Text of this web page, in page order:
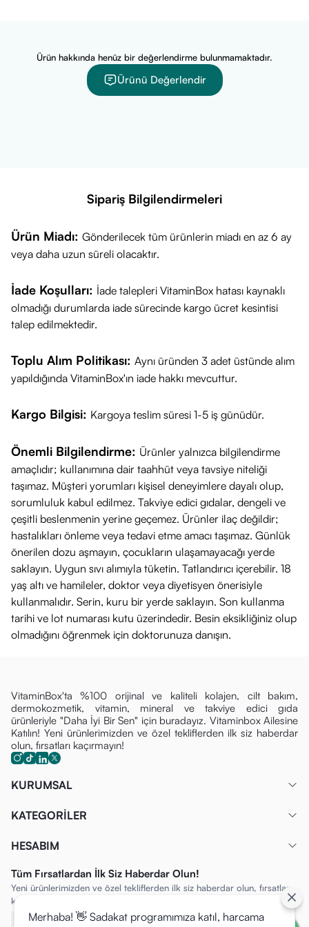
Ürün hakkında henüz bir değerlendirme bulunmamaktadır.
Ürünü Değerlendir
Sipariş Bilgilendirmeleri
Ürün Miadı: Gönderilecek tüm ürünlerin miadı en az 6 ay
veya daha uzun süreli olacaktır.
İade Koşulları: İade talepleri VitaminBox hatası kaynaklı
olmadığı durumlarda iade sürecinde kargo ücret kesintisi
talep edilmektedir.
Toplu Alım Politikası: Aynı üründen 3 adet üstünde alım
yapıldığında VitaminBox'ın iade hakkı mevcuttur.
Kargo Bilgisi: Kargoya teslim süresi 1-5 iş günüdür.
Önemli Bilgilendirme: Ürünler yalnızca bilgilendirme
amaçlıdır; kullanımına dair taahhüt veya tavsiye niteliği
taşımaz. Müşteri yorumları kişisel deneyimlere dayalı olup,
sorumluluk kabul edilmez. Takviye edici gıdalar, dengeli ve
çeşitli beslenmenin yerine geçemez. Ürünler ilaç değildir;
hastalıkları önleme veya tedavi etme amacı taşımaz. Günlük
önerilen dozu aşmayın, çocukların ulaşamayacağı yerde
saklayın. Uygun sıvı alımıyla tüketin. Tatlandırıcı içerebilir. 18
yaş altı ve hamileler, doktor veya diyetisyen önerisiyle
kullanmalıdır. Serin, kuru bir yerde saklayın. Son kullanma
tarihi ve lot numarası kutu üzerindedir. Besin eksikliğiniz olup
olmadığını öğrenmek için doktorunuza danışın.
VitaminBox'ta %100 orijinal ve kaliteli kolajen, cilt bakım,
dermokozmetik, vitamin, mineral ve takviye edici gıda
ürünleriyle "Daha İyi Bir Sen" için buradayız. Vitaminbox Ailesine
Katılın! Yeni ürünlerimizden ve özel tekliflerden ilk siz haberdar
olun, fırsatları kaçırmayın!
KURUMSAL
KATEGORİLER
HESABIM
Tüm Fırsatlardan İlk Siz Haberdar Olun!
Yeni ürünlerimizden ve özel tekliflerden ilk siz haberdar olun, fırsatları
kaçırmayın!
Merhaba! 👋 Sadakat programımıza katıl, harcama